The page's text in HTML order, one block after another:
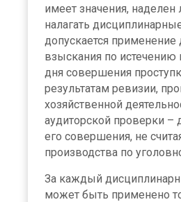
имеет значения, наделен
налагать
допускается применение
взыскания по
дня совершения
результатам ревизии,
хозяйственной
аудиторской проверки –
его совершения, не
производства по
За каждый
может быть применено